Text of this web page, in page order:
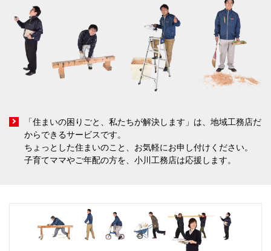
「住まいの困りごと、私たちが解決します」は、地域工務店だ
からできるサービスです。
ちょっとした住まいのこと、お気軽にお申し付けください。
子育てママやご年配の方を、小川工務店は応援します。